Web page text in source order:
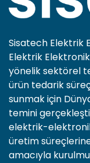
Sisatech Elektrik
Elektrik
yönelik sektörel
ürün tedarik
sunmak için
temini
elektrik-
üretim
amacıyla